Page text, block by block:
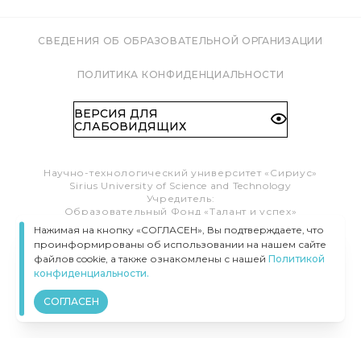
СВЕДЕНИЯ ОБ ОБРАЗОВАТЕЛЬНОЙ ОРГАНИЗАЦИИ
ПОЛИТИКА КОНФИДЕНЦИАЛЬНОСТИ
ВЕРСИЯ ДЛЯ
СЛАБОВИДЯЩИХ
Научно-технологический университет «Сириус»
Sirius University of Science and Technology
Учредитель:
Образовательный Фонд «Талант и успех»
Федеральная территория «Сириус»,
Олимпийский пр-т, 1
Тел.: 8 (800) 100 41 55
info@siriusuniversity.ru
ВСЕ ПРАВА ЗАЩИЩЕНЫ © УНИВЕРСИТЕТ «СИРИУС», 2020–
Нажимая на кнопку «СОГЛАСЕН», Вы подтверждаете, что
проинформированы об использовании на нашем сайте
файлов cookie, а также ознакомлены с нашей Политикой
конфиденциальности.
СОГЛАСЕН